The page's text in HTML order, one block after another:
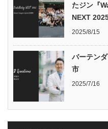
たジン『
NEXT
2025/8/15
バーテン
市
2025/7/16